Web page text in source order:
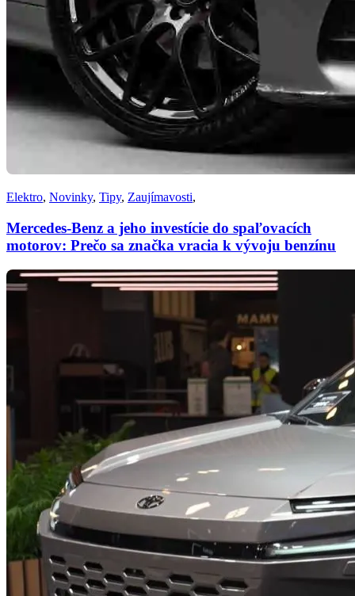
Elektro, Novinky, Tipy, Zaujímavosti,
Mercedes-Benz a jeho investície do spaľovacích
motorov: Prečo sa značka vracia k vývoju benzínu